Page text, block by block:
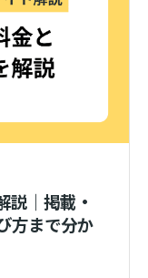
説｜掲載・
方まで分か